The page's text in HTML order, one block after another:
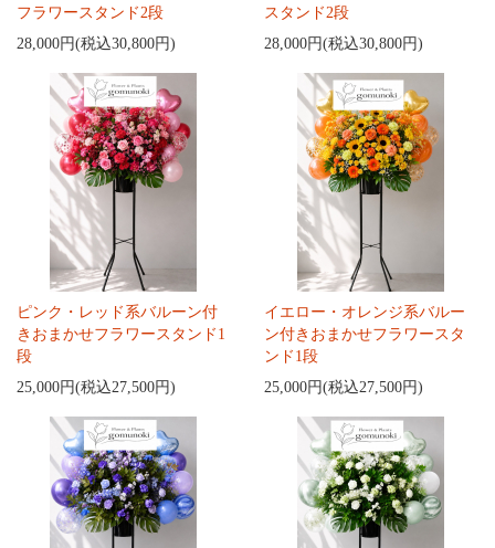
フラワースタンド2段
28,000円(税込30,800円)
スタンド2段
28,000円(税込30,800円)
ピンク・レッド系バルーン付
きおまかせフラワースタンド1
段
25,000円(税込27,500円)
イエロー・オレンジ系バルー
ン付きおまかせフラワースタ
ンド1段
25,000円(税込27,500円)